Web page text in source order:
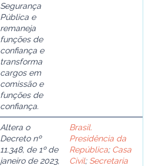
Segurança
Pública e
remaneja
funções de
confiança e
transforma
cargos em
comissão e
funções de
confiança.
Altera o
Decreto nº
11.348, de 1º de
janeiro de 2023,
Brasil.
Presidência da
República; Casa
Civil; Secretaria